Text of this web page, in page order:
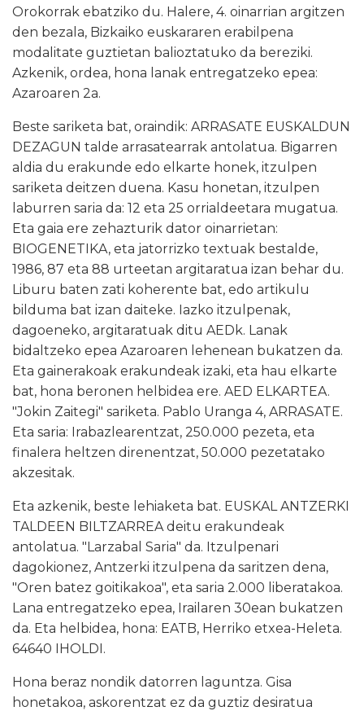
Orokorrak ebatziko du. Halere, 4. oinarrian argitzen
den bezala, Bizkaiko euskararen erabilpena
modalitate guztietan balioztatuko da bereziki.
Azkenik, ordea, hona lanak entregatzeko epea:
Azaroaren 2a.
Beste sariketa bat, oraindik: ARRASATE EUSKALDUN
DEZAGUN talde arrasatearrak antolatua. Bigarren
aldia du erakunde edo elkarte honek, itzulpen
sariketa deitzen duena. Kasu honetan, itzulpen
laburren saria da: 12 eta 25 orrialdeetara mugatua.
Eta gaia ere zehazturik dator oinarrietan:
BIOGENETIKA, eta jatorrizko textuak bestalde,
1986, 87 eta 88 urteetan argitaratua izan behar du.
Liburu baten zati koherente bat, edo artikulu
bilduma bat izan daiteke. Iazko itzulpenak,
dagoeneko, argitaratuak ditu AEDk. Lanak
bidaltzeko epea Azaroaren lehenean bukatzen da.
Eta gainerakoak erakundeak izaki, eta hau elkarte
bat, hona beronen helbidea ere. AED ELKARTEA.
"Jokin Zaitegi" sariketa. Pablo Uranga 4, ARRASATE.
Eta saria: Irabazlearentzat, 250.000 pezeta, eta
finalera heltzen direnentzat, 50.000 pezetatako
akzesitak.
Eta azkenik, beste lehiaketa bat. EUSKAL ANTZERKI
TALDEEN BILTZARREA deitu erakundeak
antolatua. "Larzabal Saria" da. Itzulpenari
dagokionez, Antzerki itzulpena da saritzen dena,
"Oren batez goitikakoa", eta saria 2.000 liberatakoa.
Lana entregatzeko epea, Irailaren 30ean bukatzen
da. Eta helbidea, hona: EATB, Herriko etxea-Heleta.
64640 IHOLDI.
Hona beraz nondik datorren laguntza. Gisa
honetakoa, askorentzat ez da guztiz desiratua